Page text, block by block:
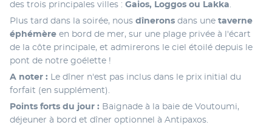
des trois principales villes : Gaios, Loggos ou Lakka.
Plus tard dans la soirée, nous dînerons dans une taverne
éphémère en bord de mer, sur une plage privée à l'écart
de la côte principale, et admirerons le ciel étoilé depuis le
pont de notre goélette !
A noter : Le dîner n'est pas inclus dans le prix initial du
forfait (en supplément).
Points forts du jour : Baignade à la baie de Voutoumi,
déjeuner à bord et dîner optionnel à Antipaxos.